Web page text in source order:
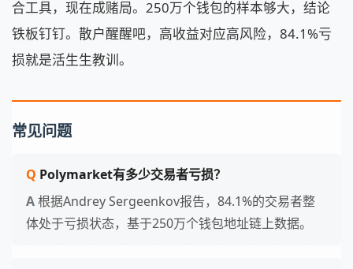
合工具，现在成赌局。250万个钱包的样本够大，结论
铁板钉钉。散户醒醒吧，高收益对应高风险，84.1%亏
损就是活生生教训。
常见问题
Polymarket有多少交易者亏损？
根据Andrey Sergeenkov报告，84.1%的交易者整
体处于亏损状态，基于250万个钱包地址链上数据。